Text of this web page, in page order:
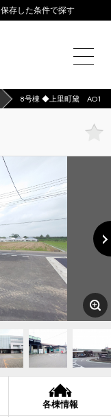
保存した条件で探す
8号棟 ◆上里町黛 AO1
各棟情報